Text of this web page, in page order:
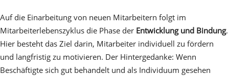
Auf die Einarbeitung von neuen Mitarbeitern folgt im
Mitarbeiterlebenszyklus die Phase der Entwicklung und Bindung.
Hier besteht das Ziel darin, Mitarbeiter individuell zu fördern
und langfristig zu motivieren. Der Hintergedanke: Wenn
Beschäftigte sich gut behandelt und als Individuum gesehen